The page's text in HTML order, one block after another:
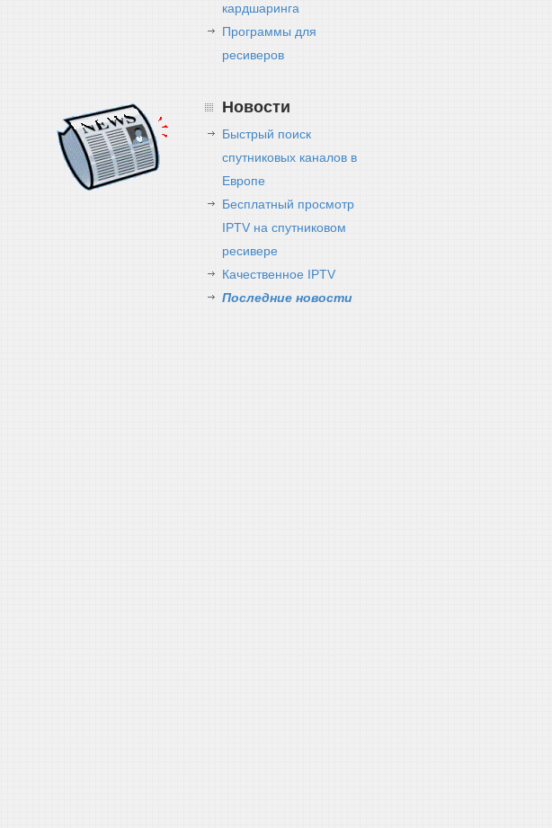
кардшаринга
Программы для
ресиверов
Новости
Быстрый поиск
спутниковых каналов в
Европе
Бесплатный просмотр
IPTV на спутниковом
ресивере
Качественное IPTV
Последние новости